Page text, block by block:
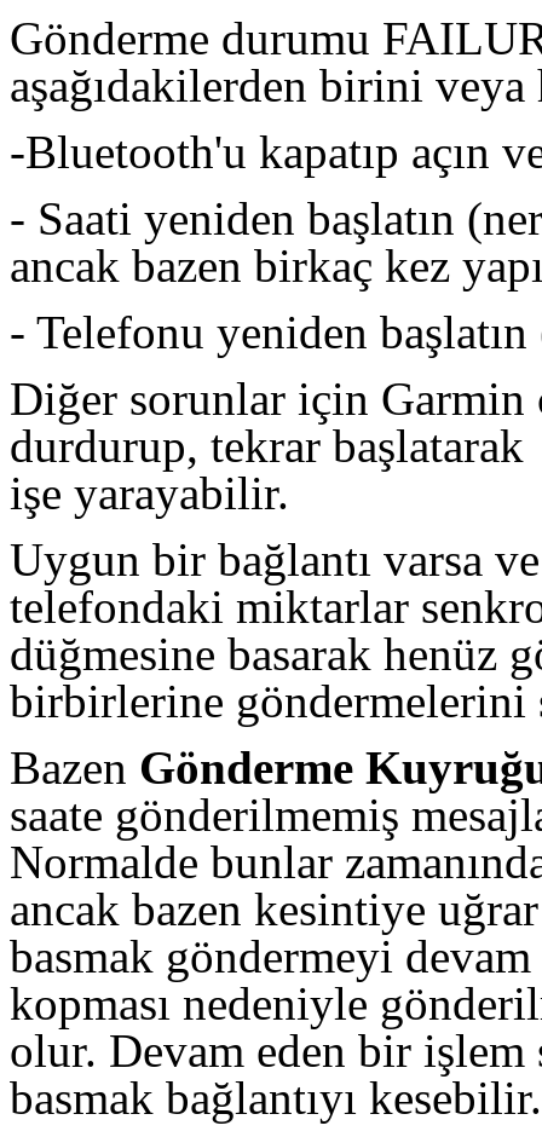
Gönderme durumu
aşağıdakilerden birini
-Bluetooth'u kapatıp açın
- Saati yeniden başlatın
ancak bazen birkaç kez
- Telefonu yeniden başlatın
Diğer sorunlar için Garmin
durdurup, tekrar başlatarak
işe yarayabilir.
Uygun bir bağlantı varsa
telefondaki miktarlar
düğmesine basarak henüz
birbirlerine
Bazen Gönderme
saate gönderilmemiş
Normalde bunlar
ancak bazen kesintiye
basmak göndermeyi
kopması nedeniyle
olur. Devam eden bir işlem
basmak bağlantıyı kesebilir.